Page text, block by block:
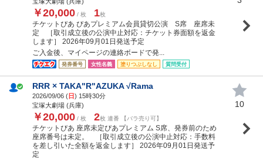
￥20,000 / 枚 1枚
チケットぴあ ぴあプレミアム会員貸切公演 S席 座席未
定 ［取引成立後の公演中止対応：チケット券面額を返金
します］ 2026年09月01日発送予定
ご入金後、マイページの連絡ボードで発...
発券番号 女性名義 塗りつぶしなし 質問受付
RRR × TAKA"R"AZUKA √Rama
2026/09/06 (日) 15時30分
宝塚大劇場 (兵庫)
￥20,000 / 枚 2枚 連番 【バラ売り可】
チケットぴあ 座席未定ぴあプレミアム S席、発券前のため
座席番号は未定。 ［取引成立後の公演中止対応：手数料
を差し引いた全額を返金します］ 2026年09月01日発送予
定
10